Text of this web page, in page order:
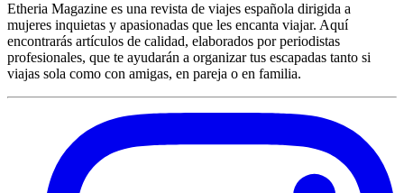
Etheria Magazine es una revista de viajes española dirigida a
mujeres inquietas y apasionadas que les encanta viajar. Aquí
encontrarás artículos de calidad, elaborados por periodistas
profesionales, que te ayudarán a organizar tus escapadas tanto si
viajas sola como con amigas, en pareja o en familia.